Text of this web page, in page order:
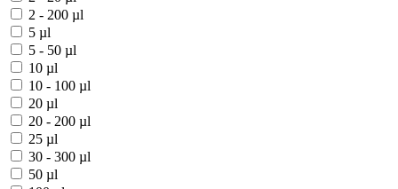
2 - 200 µl
5 µl
5 - 50 µl
10 µl
10 - 100 µl
20 µl
20 - 200 µl
25 µl
30 - 300 µl
50 µl